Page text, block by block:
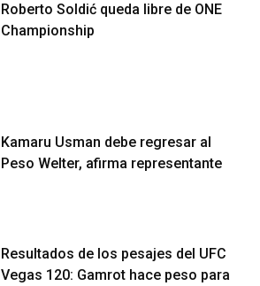
Roberto Soldić queda libre de ONE
Championship
Kamaru Usman debe regresar al
Peso Welter, afirma representante
Resultados de los pesajes del UFC
Vegas 120: Gamrot hace peso para